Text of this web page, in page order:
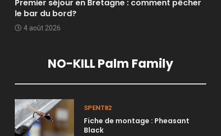
Premier séjour en Bretagne : comment pêcher
le bar du bord?
4 août 2026
NO-KILL Palm Family
SPENT82
Fiche de montage : Pheasant
Black